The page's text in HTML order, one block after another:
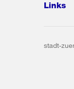
Links
stadt-